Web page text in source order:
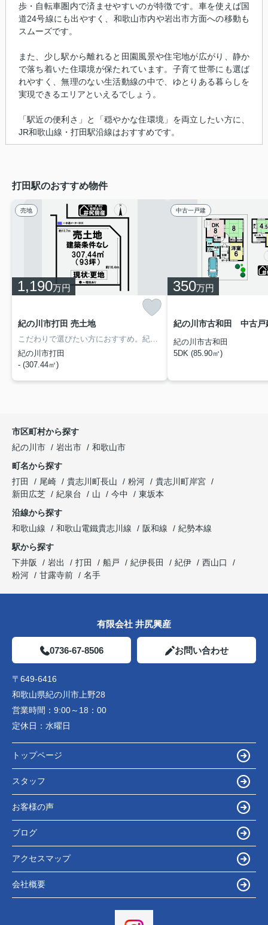
歩・自転車圏内で済ませやすいのが特徴です。車を使えば国
道24号線にも出やすく、和歌山市内や岩出市方面への移動も
スムーズです。
また、少し駅から離れると田園風景や住宅地が広がり、静か
で落ち着いた住環境が保たれています。子育て世帯にも選ば
れやすく、無理のない生活動線の中で、ゆとりある暮らしを
実現できるエリアといえるでしょう。
「駅近の便利さ」と「穏やかな住環境」を両立したい方に、
JR和歌山線・打田駅沿線はおすすめです。
打田駅のおすすめ物件
売地
1,190万円
紀の川市打田 売土地
紀の川市打田
- (307.44㎡)
中古一戸建
350万円
紀の川市古和田 中古戸
紀の川市古和田
5DK (85.90㎡)
市区町村から探す
紀の川市
岩出市
和歌山市
町名から探す
打田
尾崎 貴志川町長山 粉河
貴志川町岸宮
新田広芝
紀泉台 山 今中
東坂本
沿線から探す
和歌山線
和歌山電鐵貴志川線 阪和線
紀勢本線
駅から探す
下井阪
岩出 打田 船戸 紀伊長田 紀伊
西山口
粉河
甘露寺前 名手
有限会社 井尻興産
0736-67-8506 お問い合わせ
〒649-6416
和歌山県紀の川市上野28
営業時間： 9:00～18：00
定休日： 水曜日
トップページ
スタッフ
お客様の声
ブログ
アクセスマップ
会社概要